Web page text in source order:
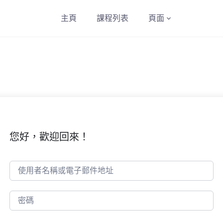
主頁 課程列表 頁面
您好，歡迎回來！